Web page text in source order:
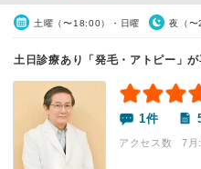
土曜（〜18:00）・日曜 夜（〜
土日診療あり「発毛・アトピー」
1件
アクセス数 7月: